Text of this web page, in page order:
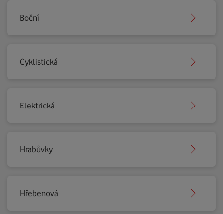
Boční
Cyklistická
Elektrická
Hrabůvky
Hřebenová